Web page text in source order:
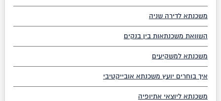
משכנתא לדירה שניה
השוואת משכנתאות בין בנקים
משכנתא למשקיעים
איך בוחרים יועץ משכנתא אובייקטיבי
משכנתא ליוצאי אתיופיה